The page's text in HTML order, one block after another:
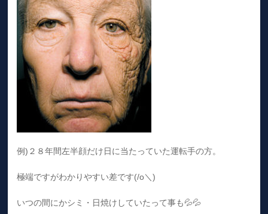
例)２８年間左半顔だけ日に当たっていた運転手の方。
極端ですがわかりやすい差です(/o＼)
いつの間にかシミ・日焼けしていたって事も💦💦